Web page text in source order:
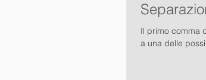
Il primo comma
a una delle